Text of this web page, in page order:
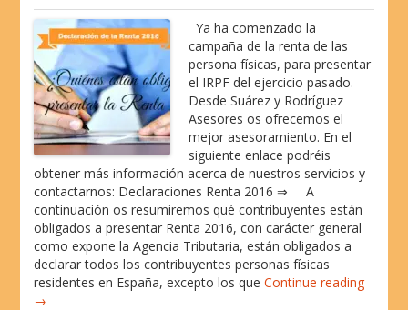
Ya ha comenzado la
campaña de la renta de las
persona físicas, para presentar
el IRPF del ejercicio pasado.
Desde Suárez y Rodríguez
Asesores os ofrecemos el
mejor asesoramiento. En el
siguiente enlace podréis
obtener más información acerca de nuestros servicios y
contactarnos: Declaraciones Renta 2016 ⇒ A
continuación os resumiremos qué contribuyentes están
obligados a presentar Renta 2016, con carácter general
como expone la Agencia Tributaria, están obligados a
declarar todos los contribuyentes personas físicas
residentes en España, excepto los queContinue reading
→